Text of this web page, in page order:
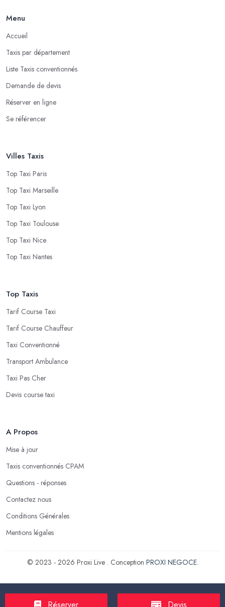
Menu
Accueil
Taxis par département
Liste Taxis conventionnés
Demande de devis
Réserver en ligne
Se référencer
Villes Taxis
Top Taxi Paris
Top Taxi Marseille
Top Taxi Lyon
Top Taxi Toulouse
Top Taxi Nice
Top Taxi Nantes
Top Taxis
Tarif Course Taxi
Tarif Course Chauffeur
Taxi Conventionné
Transport Ambulance
Taxi Pas Cher
Devis course taxi
A Propos
Mise à jour
Taxis conventionnés CPAM
Questions - réponses
Contactez nous
Conditions Générales
Mentions légales
© 2023 - 2026 Proxi Live . Conception PROXI NEGOCE.